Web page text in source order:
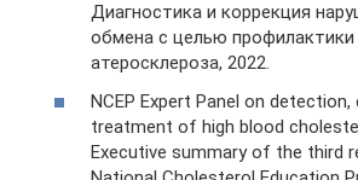
Диагностика и коррекция
обмена с целью профилактики
атеросклероза, 2022.
NCEP Expert Panel on detection,
treatment of high blood
Executive summary of the third